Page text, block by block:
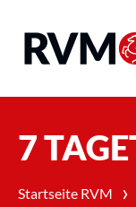
7
Startseite RVM ›